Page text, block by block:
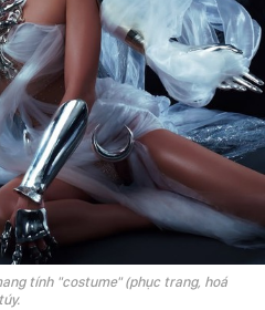
tính "costume" (phục trang, hoá